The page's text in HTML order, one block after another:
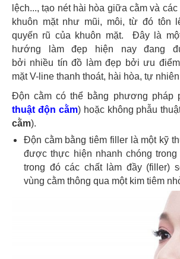
lệch..., tạo nét hài hòa giữa cằm và
khuôn mặt như mũi, môi, từ đó tôn
quyến rũ của khuôn mặt. Đây là
hướng làm đẹp hiện nay đang
bởi nhiều tín đồ làm đẹp bởi ưu
mặt V-line thanh thoát, hài hòa, tự
Độn cằm có thể bằng phương pháp
thuật độn cằm) hoặc không phẫu
cằm).
Độn cằm bằng tiêm filler là một kỹ
được thực hiện nhanh chóng trong
trong đó các chất làm đầy (filler)
vùng cằm thông qua một kim tiêm